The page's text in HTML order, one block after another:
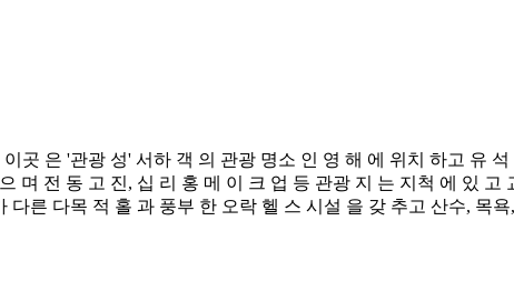
이곳 은 '관광 성' 서하 객 의 관광 명소 인 영 해 에 위치 하고 유
며 전 동 고 진, 십 리 홍 메 이 크 업 등 관광 지 는 지척 에 있
다른 다목 적 홀 과 풍부 한 오락 헬 스 시설 을 갖 추고 산수, 목